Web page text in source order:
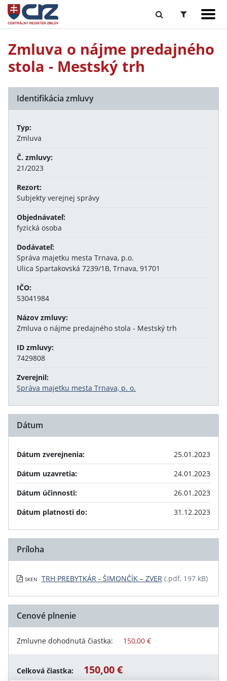
Zmluva o nájme predajného
stola - Mestský trh
Identifikácia zmluvy
Typ:
Zmluva
Č. zmluvy:
21/2023
Rezort:
Subjekty verejnej správy
Objednávateľ:
fyzická osoba
Dodávateľ:
Správa majetku mesta Trnava, p.o.
Ulica Spartakovská 7239/1B, Trnava, 91701
IČO:
53041984
Názov zmluvy:
Zmluva o nájme predajného stola - Mestský trh
ID zmluvy:
7429808
Zverejnil:
Správa majetku mesta Trnava, p. o.
Dátum
Dátum zverejnenia:
25.01.2023
Dátum uzavretia:
24.01.2023
Dátum účinnosti:
26.01.2023
Dátum platnosti do:
31.12.2023
Príloha
SKEN TRH PREBYTKÁR - ŠIMONČÍK – ZVER (.pdf, 197 kB)
Cenové plnenie
Zmluvne dohodnutá čiastka: 150,00 €
Celková čiastka: 150,00 €